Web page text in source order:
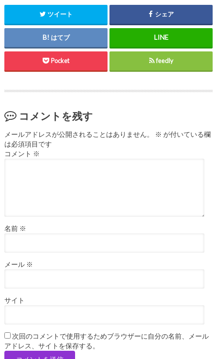
ツイート シェア
はてブ
Pocket feedly
コメントを残す
メールアドレスが公開されることはありません。 ※ が付いている欄
は必須項目です
コメント ※
名前 ※
メール ※
サイト
次回のコメントで使用するためブラウザーに自分の名前、メール
アドレス、サイトを保存する。